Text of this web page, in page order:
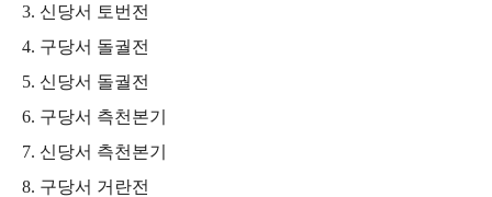
3. 신당서 토번전
4. 구당서 돌궐전
5. 신당서 돌궐전
6. 구당서 측천본기
7. 신당서 측천본기
8. 구당서 거란전